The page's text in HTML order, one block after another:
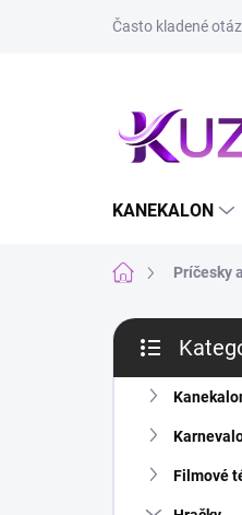
Často kladené
KANEKALON
DomovPríčesky
B
č
kategórie
Filmové